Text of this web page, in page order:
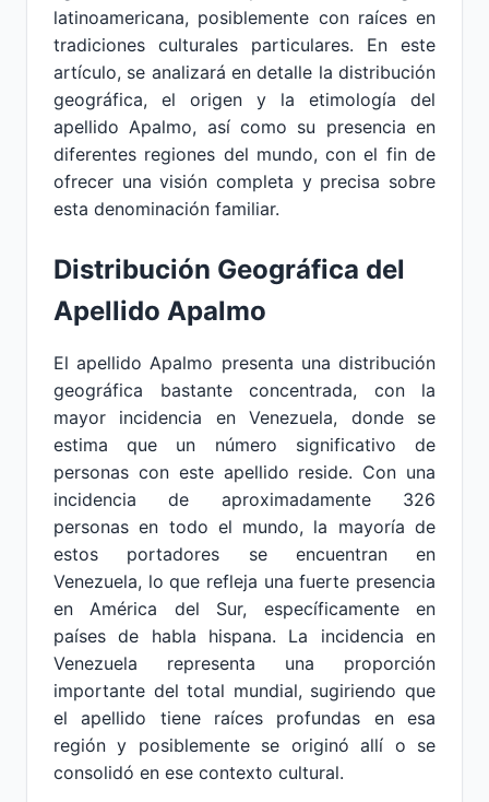
latinoamericana, posiblemente con raíces en
tradiciones culturales particulares. En este
artículo, se analizará en detalle la distribución
geográfica, el origen y la etimología del
apellido Apalmo, así como su presencia en
diferentes regiones del mundo, con el fin de
ofrecer una visión completa y precisa sobre
esta denominación familiar.
Distribución Geográfica del
Apellido Apalmo
El apellido Apalmo presenta una distribución
geográfica bastante concentrada, con la
mayor incidencia en Venezuela, donde se
estima que un número significativo de
personas con este apellido reside. Con una
incidencia de aproximadamente 326
personas en todo el mundo, la mayoría de
estos portadores se encuentran en
Venezuela, lo que refleja una fuerte presencia
en América del Sur, específicamente en
países de habla hispana. La incidencia en
Venezuela representa una proporción
importante del total mundial, sugiriendo que
el apellido tiene raíces profundas en esa
región y posiblemente se originó allí o se
consolidó en ese contexto cultural.